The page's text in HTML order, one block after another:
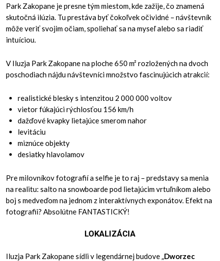
Park Zakopane je presne tým miestom, kde zažije, čo znamená
skutočná ilúzia. Tu prestáva byť čokoľvek očividné – návštevník
môže veriť svojim očiam, spoliehať sa na myseľ alebo sa riadiť
intuíciou.
V Iluzja Park Zakopane na ploche 650 m² rozložených na dvoch
poschodiach nájdu návštevníci množstvo fascinujúcich atrakcií:
realistické blesky s intenzitou 2 000 000 voltov
vietor fúkajúci rýchlosťou 156 km/h
dažďové kvapky lietajúce smerom nahor
levitáciu
miznúce objekty
desiatky hlavolamov
Pre milovníkov fotografií a selfie je to raj – predstavy sa menia
na realitu: salto na snowboarde pod lietajúcim vrtuľníkom alebo
boj s medveďom na jednom z interaktívnych exponátov. Efekt na
fotografii? Absolútne FANTASTICKÝ!
LOKALIZÁCIA
Iluzja Park Zakopane sídli v legendárnej budove „Dworzec